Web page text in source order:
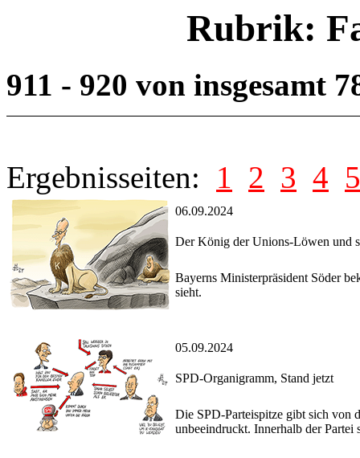
Rubrik:
911 - 920 von insgesamt
Ergebnisseiten: 1 2 3 4 5
06.09.2024
Der König der Unions-Löwen und
Bayerns Ministerpräsident Söder
sieht.
05.09.2024
SPD-Organigramm, Stand jetzt
Die SPD-Parteispitze gibt sich von
unbeeindruckt. Innerhalb der